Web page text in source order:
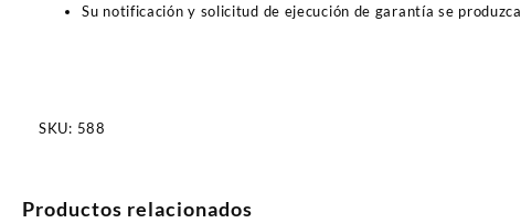
Su notificación y solicitud de ejecución de garantía se
SKU: 588
Productos relacionados